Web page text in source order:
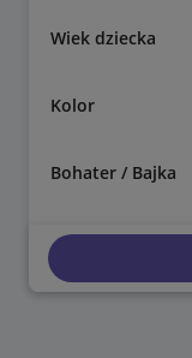
Wiek dziecka
Kolor
Bohater / Bajka